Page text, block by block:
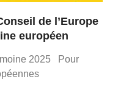
de l’Europe
européen
2025 Pour